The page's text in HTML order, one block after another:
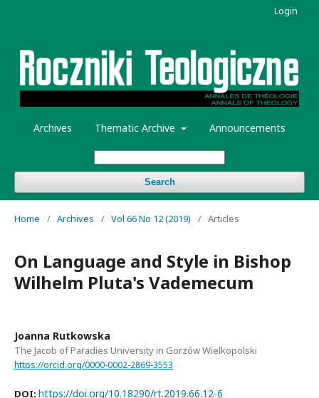
Archives Thematic Archive Announcements
Search
Login
Home / Archives / Vol 66 No 12 (2019) / Articles
On Language and Style in Bishop
Wilhelm Pluta's Vademecum
Joanna Rutkowska
The Jacob of Paradies University in Gorzów Wielkopolski
https://orcid.org/0000-0002-2869-3553
DOI: https://doi.org/10.18290/rt.2019.66.12-6